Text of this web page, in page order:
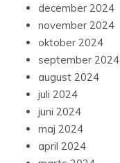
december 2024
november 2024
oktober 2024
september 2024
august 2024
juli 2024
juni 2024
maj 2024
april 2024